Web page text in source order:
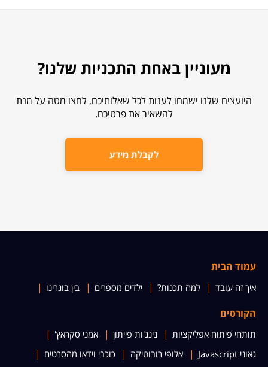
מעוניין באחת התכניות שלנו?
היועצים שלנו ישמחו לענות לכל שאלותיכם, לחצו מטה על מנת
להשאיר את פרטיכם.
לקבלת מידע
עמוד הבית
איך זה עובד למה תכנות? ילדים מספרים בין בוגרינו
הקורסים
תותחי פיתוח אפליקציות נינג'ות פייתון
אמני סקראץ'
גאוני Javascript
אלופי רובוטיקה
כוכבי וידאו מהסרטים